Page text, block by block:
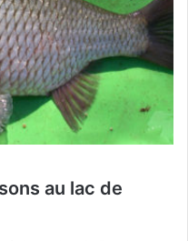
au lac de